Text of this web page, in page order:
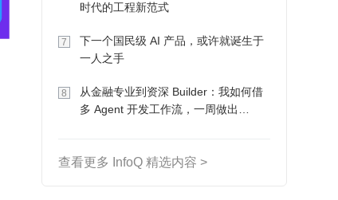
时代的工程新范式
7
下一个国民级 AI 产品，或许就诞生于
一人之手
8
从金融专业到资深 Builder：我如何借
多 Agent 开发工作流，一周做出
查看更多 InfoQ 精选内容 >